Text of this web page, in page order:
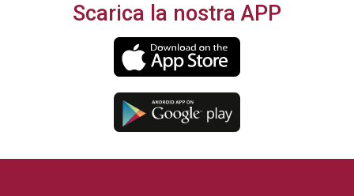
Scarica la nostra APP